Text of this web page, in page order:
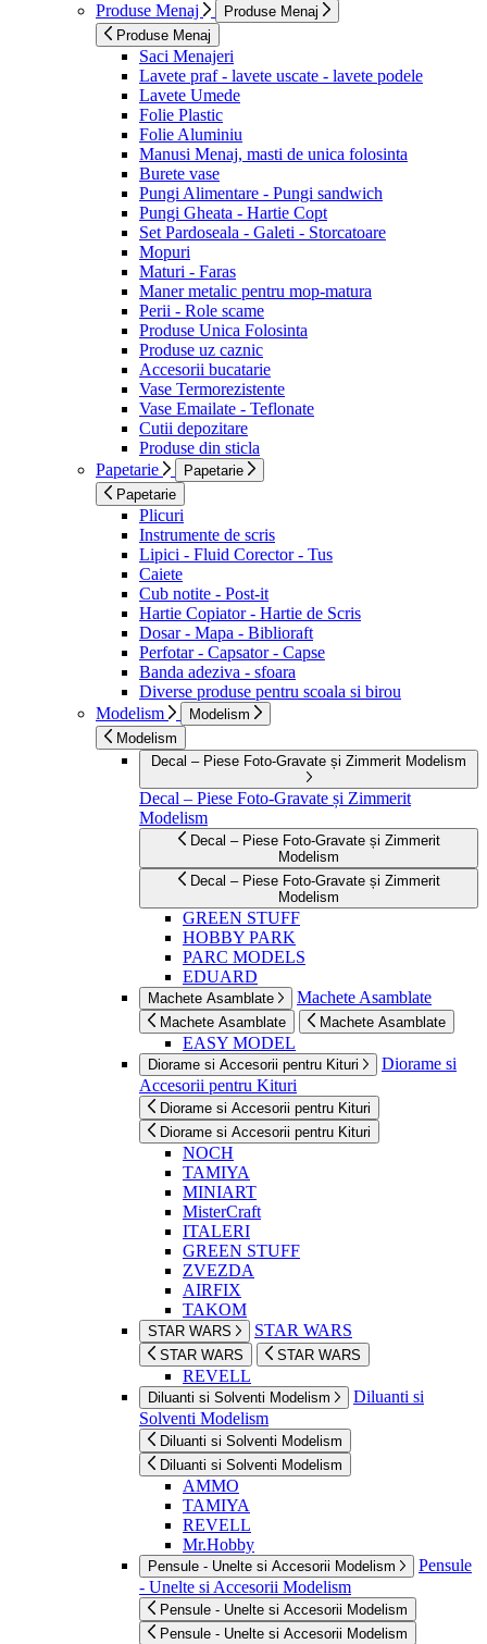
Produse Menaj
Produse Menaj
Produse Menaj
Saci Menajeri
Lavete praf - lavete uscate - lavete podele
Lavete Umede
Folie Plastic
Folie Aluminiu
Manusi Menaj, masti de unica folosinta
Burete vase
Pungi Alimentare - Pungi sandwich
Pungi Gheata - Hartie Copt
Set Pardoseala - Galeti - Storcatoare
Mopuri
Maturi - Faras
Maner metalic pentru mop-matura
Perii - Role scame
Produse Unica Folosinta
Produse uz caznic
Accesorii bucatarie
Vase Termorezistente
Vase Emailate - Teflonate
Cutii depozitare
Produse din sticla
Papetarie
Papetarie
Papetarie
Plicuri
Instrumente de scris
Lipici - Fluid Corector - Tus
Caiete
Cub notite - Post-it
Hartie Copiator - Hartie de Scris
Dosar - Mapa - Biblioraft
Perfotar - Capsator - Capse
Banda adeziva - sfoara
Diverse produse pentru scoala si birou
Modelism
Modelism
Modelism
Decal – Piese Foto-Gravate și Zimmerit Modelism
Decal – Piese Foto-Gravate și Zimmerit
Modelism
Decal – Piese Foto-Gravate și Zimmerit
Modelism
Decal – Piese Foto-Gravate și Zimmerit
Modelism
GREEN STUFF
HOBBY PARK
PARC MODELS
EDUARD
Machete Asamblate Machete Asamblate
Machete Asamblate Machete Asamblate
EASY MODEL
Diorame si Accesorii pentru Kituri
Diorame si
Accesorii pentru Kituri
Diorame si Accesorii pentru Kituri
Diorame si Accesorii pentru Kituri
NOCH
TAMIYA
MINIART
MisterCraft
ITALERI
GREEN STUFF
ZVEZDA
AIRFIX
TAKOM
STAR WARS STAR WARS
STAR WARS STAR WARS
REVELL
Diluanti si Solventi Modelism
Diluanti si
Solventi Modelism
Diluanti si Solventi Modelism
Diluanti si Solventi Modelism
AMMO
TAMIYA
REVELL
Mr.Hobby
Pensule - Unelte si Accesorii Modelism
Pensule
- Unelte si Accesorii Modelism
Pensule - Unelte si Accesorii Modelism
Pensule - Unelte si Accesorii Modelism